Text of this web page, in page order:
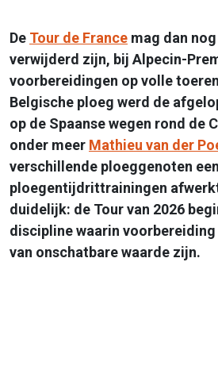
De Tour de France mag dan
verwijderd zijn, bij Alpecin-
voorbereidingen op volle
Belgische ploeg werd de
op de Spaanse wegen rond de
onder meer Mathieu van der
verschillende ploeggenoten
ploegentijdrittrainingen
duidelijk: de Tour van 2026
discipline waarin
van onschatbare waarde zijn.